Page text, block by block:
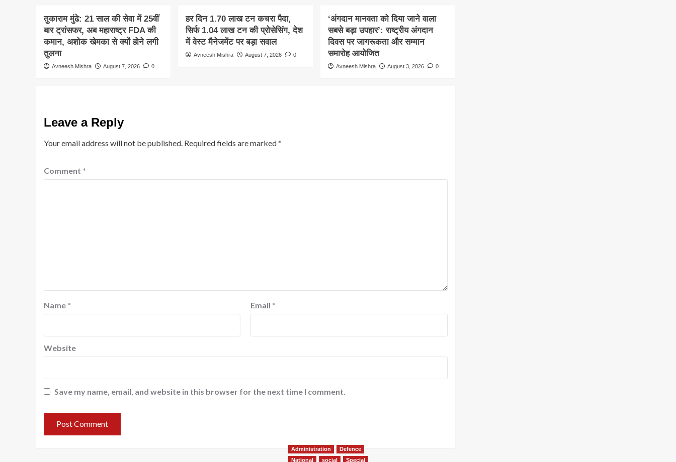
तुकाराम मुंढे: 21 साल की सेवा में 25वीं
बार ट्रांसफर, अब महाराष्ट्र FDA की
कमान, अशोक खेमका से क्यों होने लगी
तुलना
Avneesh Mishra August 7, 2026 0
हर दिन 1.70 लाख टन कचरा पैदा,
सिर्फ 1.04 लाख टन की प्रोसेसिंग, देश
में वेस्ट मैनेजमेंट पर बड़ा सवाल
Avneesh Mishra August 7, 2026 0
‘अंगदान मानवता को दिया जाने वाला
सबसे बड़ा उपहार’: राष्ट्रीय अंगदान
दिवस पर जागरूकता और सम्मान
समारोह आयोजित
Avneesh Mishra August 3, 2026 0
Leave a Reply
Your email address will not be published. Required fields are marked*
Comment *
Name * Email *
Website
Save my name, email, and website in this browser for the next time I comment.
Administration
Defence
National
social Special